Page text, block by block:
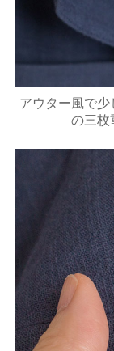
アウター風で
の三枚